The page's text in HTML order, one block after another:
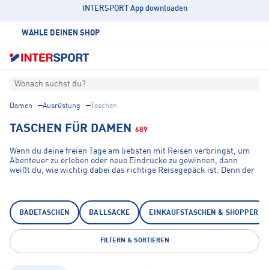
INTERSPORT App downloaden
WÄHLE DEINEN SHOP
Wonach suchst du?
Damen Ausrüstung Taschen
TASCHEN FÜR DAMEN 689
Wenn du deine freien Tage am liebsten mit Reisen verbringst, um
Abenteuer zu erleben oder neue Eindrücke zu gewinnen, dann
weißt du, wie wichtig dabei das richtige Reisegepäck ist. Denn der
passenden Rucksäcke oder Sporttaschen verstaut werden können.
INTERSPORT bietet dir für jede Aktivität innovative Rucksäcke und
Reisetaschen, die qualitativ hochwertig sind und dir den
größtmöglichen Komfort bieten. Neben ansprechenden Designs
und hoher Funktionalität kann auch das gute Preis-Leistungs-
Verhältnis bei INTERSPORT überzeugen.
BADETASCHEN BALLSÄCKE EINKAUFSTASCHEN & SHOPPER
FILTERN & SORTIEREN